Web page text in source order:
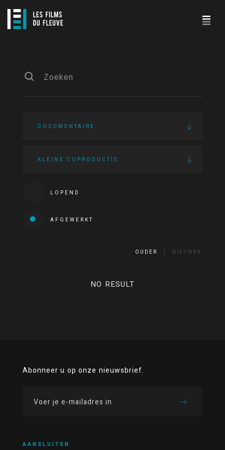
DOCUMENTAIRE
KLEINE COPRODUCTIE
LOPEND
AFGEWERKT
OUDER NIEUWER
NO RESULT
Abonneer u op onze nieuwsbrief.
AANSLUITEN